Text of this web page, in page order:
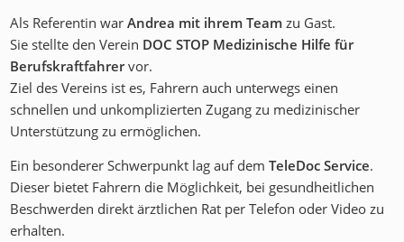
Als Referentin warAndrea mit ihrem Teamzu Gast.
Sie stellte den Verein DOC STOP Medizinische Hilfe für
Berufskraftfahrervor.
Ziel des Vereins ist es, Fahrern auch unterwegs einen
schnellen und unkomplizierten Zugang zu medizinischer
Unterstützung zu ermöglichen.
Ein besonderer Schwerpunkt lag auf dem TeleDoc Service.
Dieser bietet Fahrern die Möglichkeit, bei gesundheitlichen
Beschwerden direkt ärztlichen Rat per Telefon oder Video zu
erhalten.